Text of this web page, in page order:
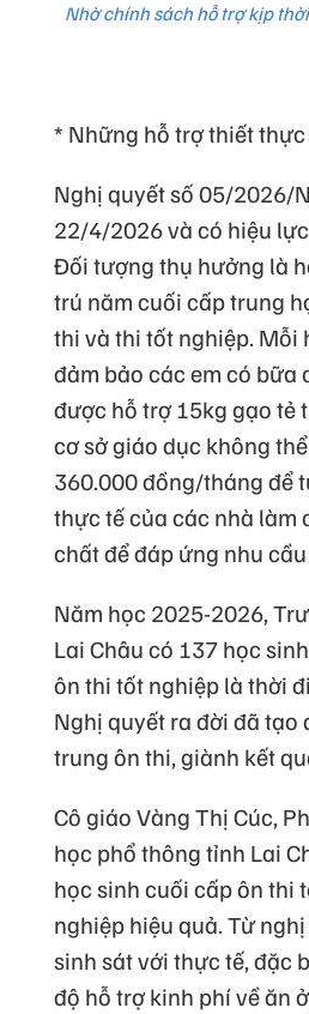
Nhờ chính sách hỗ trợ kịp
* Những hỗ trợ thiết thực
Nghị quyết số 05/2026/
22/4/2026 và có hiệu
Đối tượng thụ hưởng là
trú năm cuối cấp trung
thi và thi tốt nghiệp. Mỗi
đảm bảo các em có bữa
được hỗ trợ 15kg gạo tẻ
cơ sở giáo dục không
360.000 đồng/tháng để
thực tế của các nhà làm
chất để đáp ứng nhu
Năm học 2025-2026,
Lai Châu có 137 học
ôn thi tốt nghiệp là thời
Nghị quyết ra đời đã tạo
trung ôn thi, giành kết
Cô giáo Vàng Thị Cúc,
học phổ thông tỉnh Lai
học sinh cuối cấp ôn thi
nghiệp hiệu quả. Từ
sinh sát với thực tế, đặc
độ hỗ trợ kinh phí về ăn